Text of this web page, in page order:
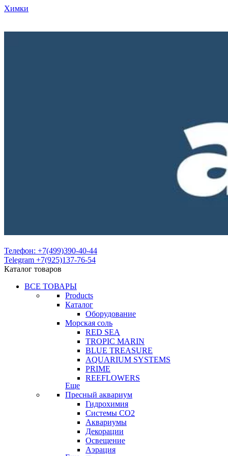
Химки
Телефон: +7(499)390-40-44
Telegram +7(925)137-76-54
Каталог товаров
ВСЕ ТОВАРЫ
Products
Каталог
Оборудование
Морская соль
RED SEA
TROPIC MARIN
BLUE TREASURE
AQUARIUM SYSTEMS
PRIME
REEFLOWERS
Еще
Пресный аквариум
Гидрохимия
Системы СО2
Аквариумы
Декорации
Освещение
Аэрация